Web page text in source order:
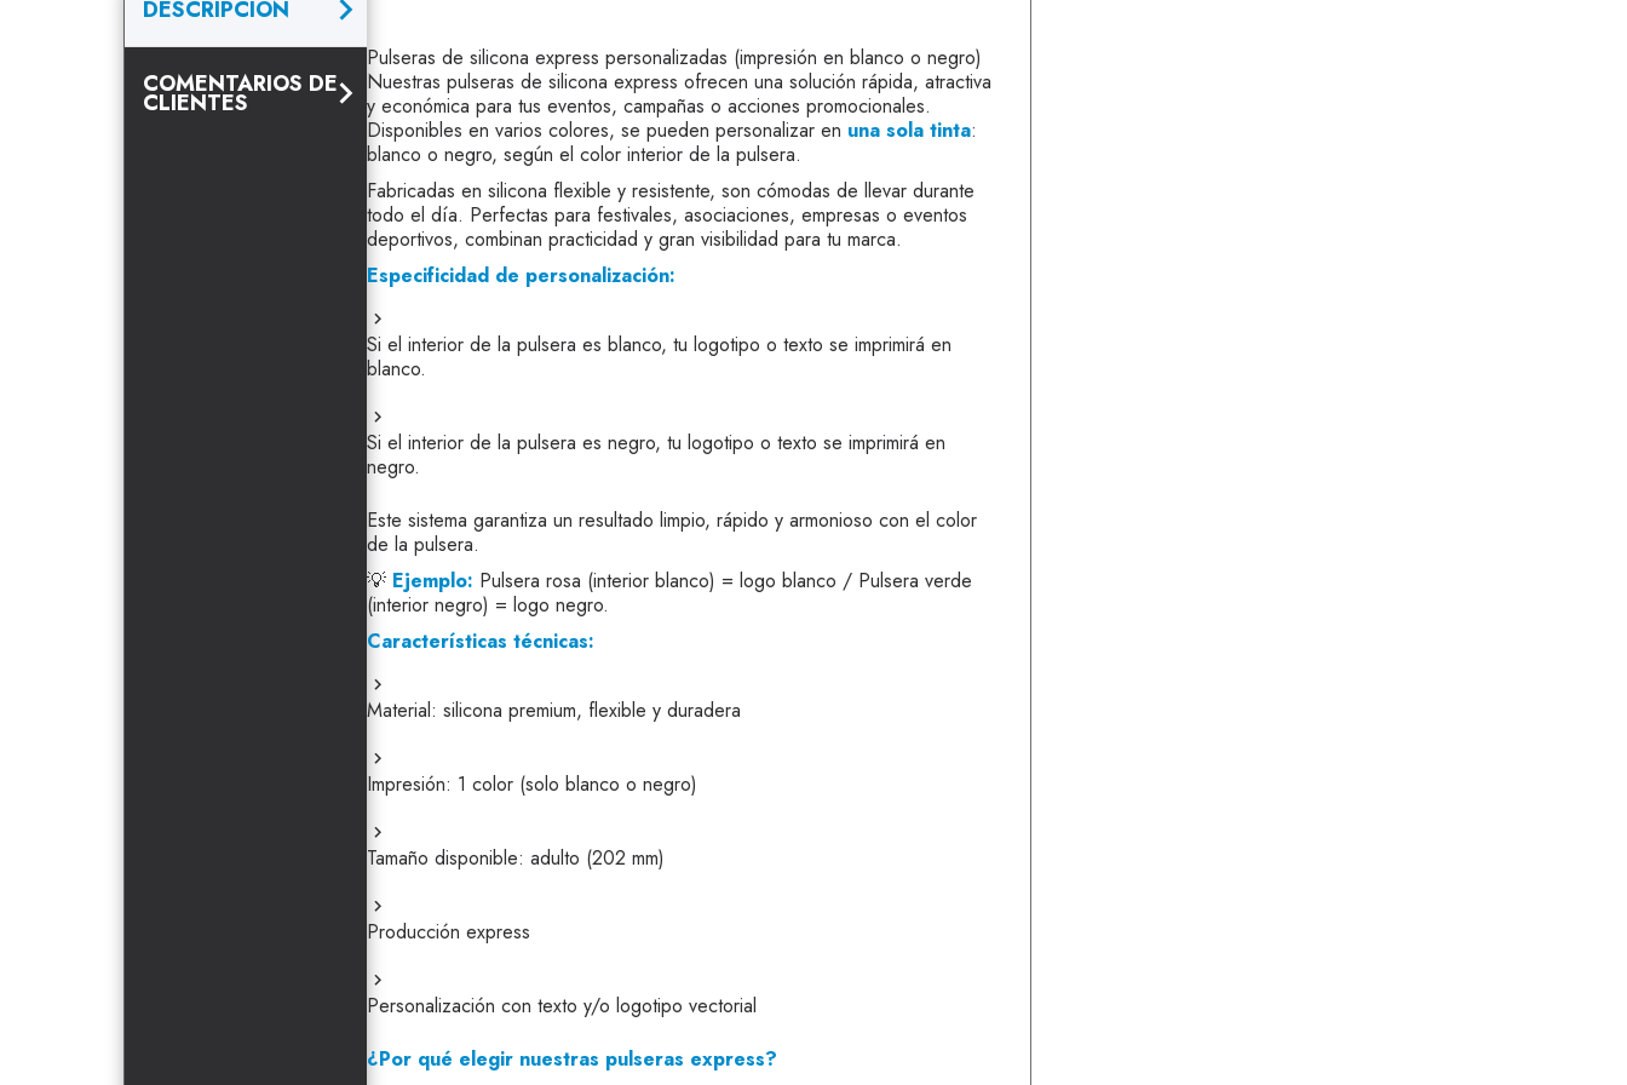
DESCRIPCIÓN
COMENTARIOS DE
CLIENTES
Pulseras de silicona express personalizadas (impresión en blanco o negro)
Nuestras pulseras de silicona express ofrecen una solución rápida, atractiva
y económica para tus eventos, campañas o acciones promocionales.
Disponibles en varios colores, se pueden personalizar en una sola tinta:
blanco o negro, según el color interior de la pulsera.
Fabricadas en silicona flexible y resistente, son cómodas de llevar durante
todo el día. Perfectas para festivales, asociaciones, empresas o eventos
deportivos, combinan practicidad y gran visibilidad para tu marca.
Especificidad de personalización:
Si el interior de la pulsera es blanco, tu logotipo o texto se imprimirá en
blanco.
Si el interior de la pulsera es negro, tu logotipo o texto se imprimirá en
negro.
Este sistema garantiza un resultado limpio, rápido y armonioso con el color
de la pulsera.
💡 Ejemplo: Pulsera rosa (interior blanco) = logo blanco / Pulsera verde
(interior negro) = logo negro.
Características técnicas:
Material: silicona premium, flexible y duradera
Impresión: 1 color (solo blanco o negro)
Tamaño disponible: adulto (202 mm)
Producción express
Personalización con texto y/o logotipo vectorial
¿Por qué elegir nuestras pulseras express?